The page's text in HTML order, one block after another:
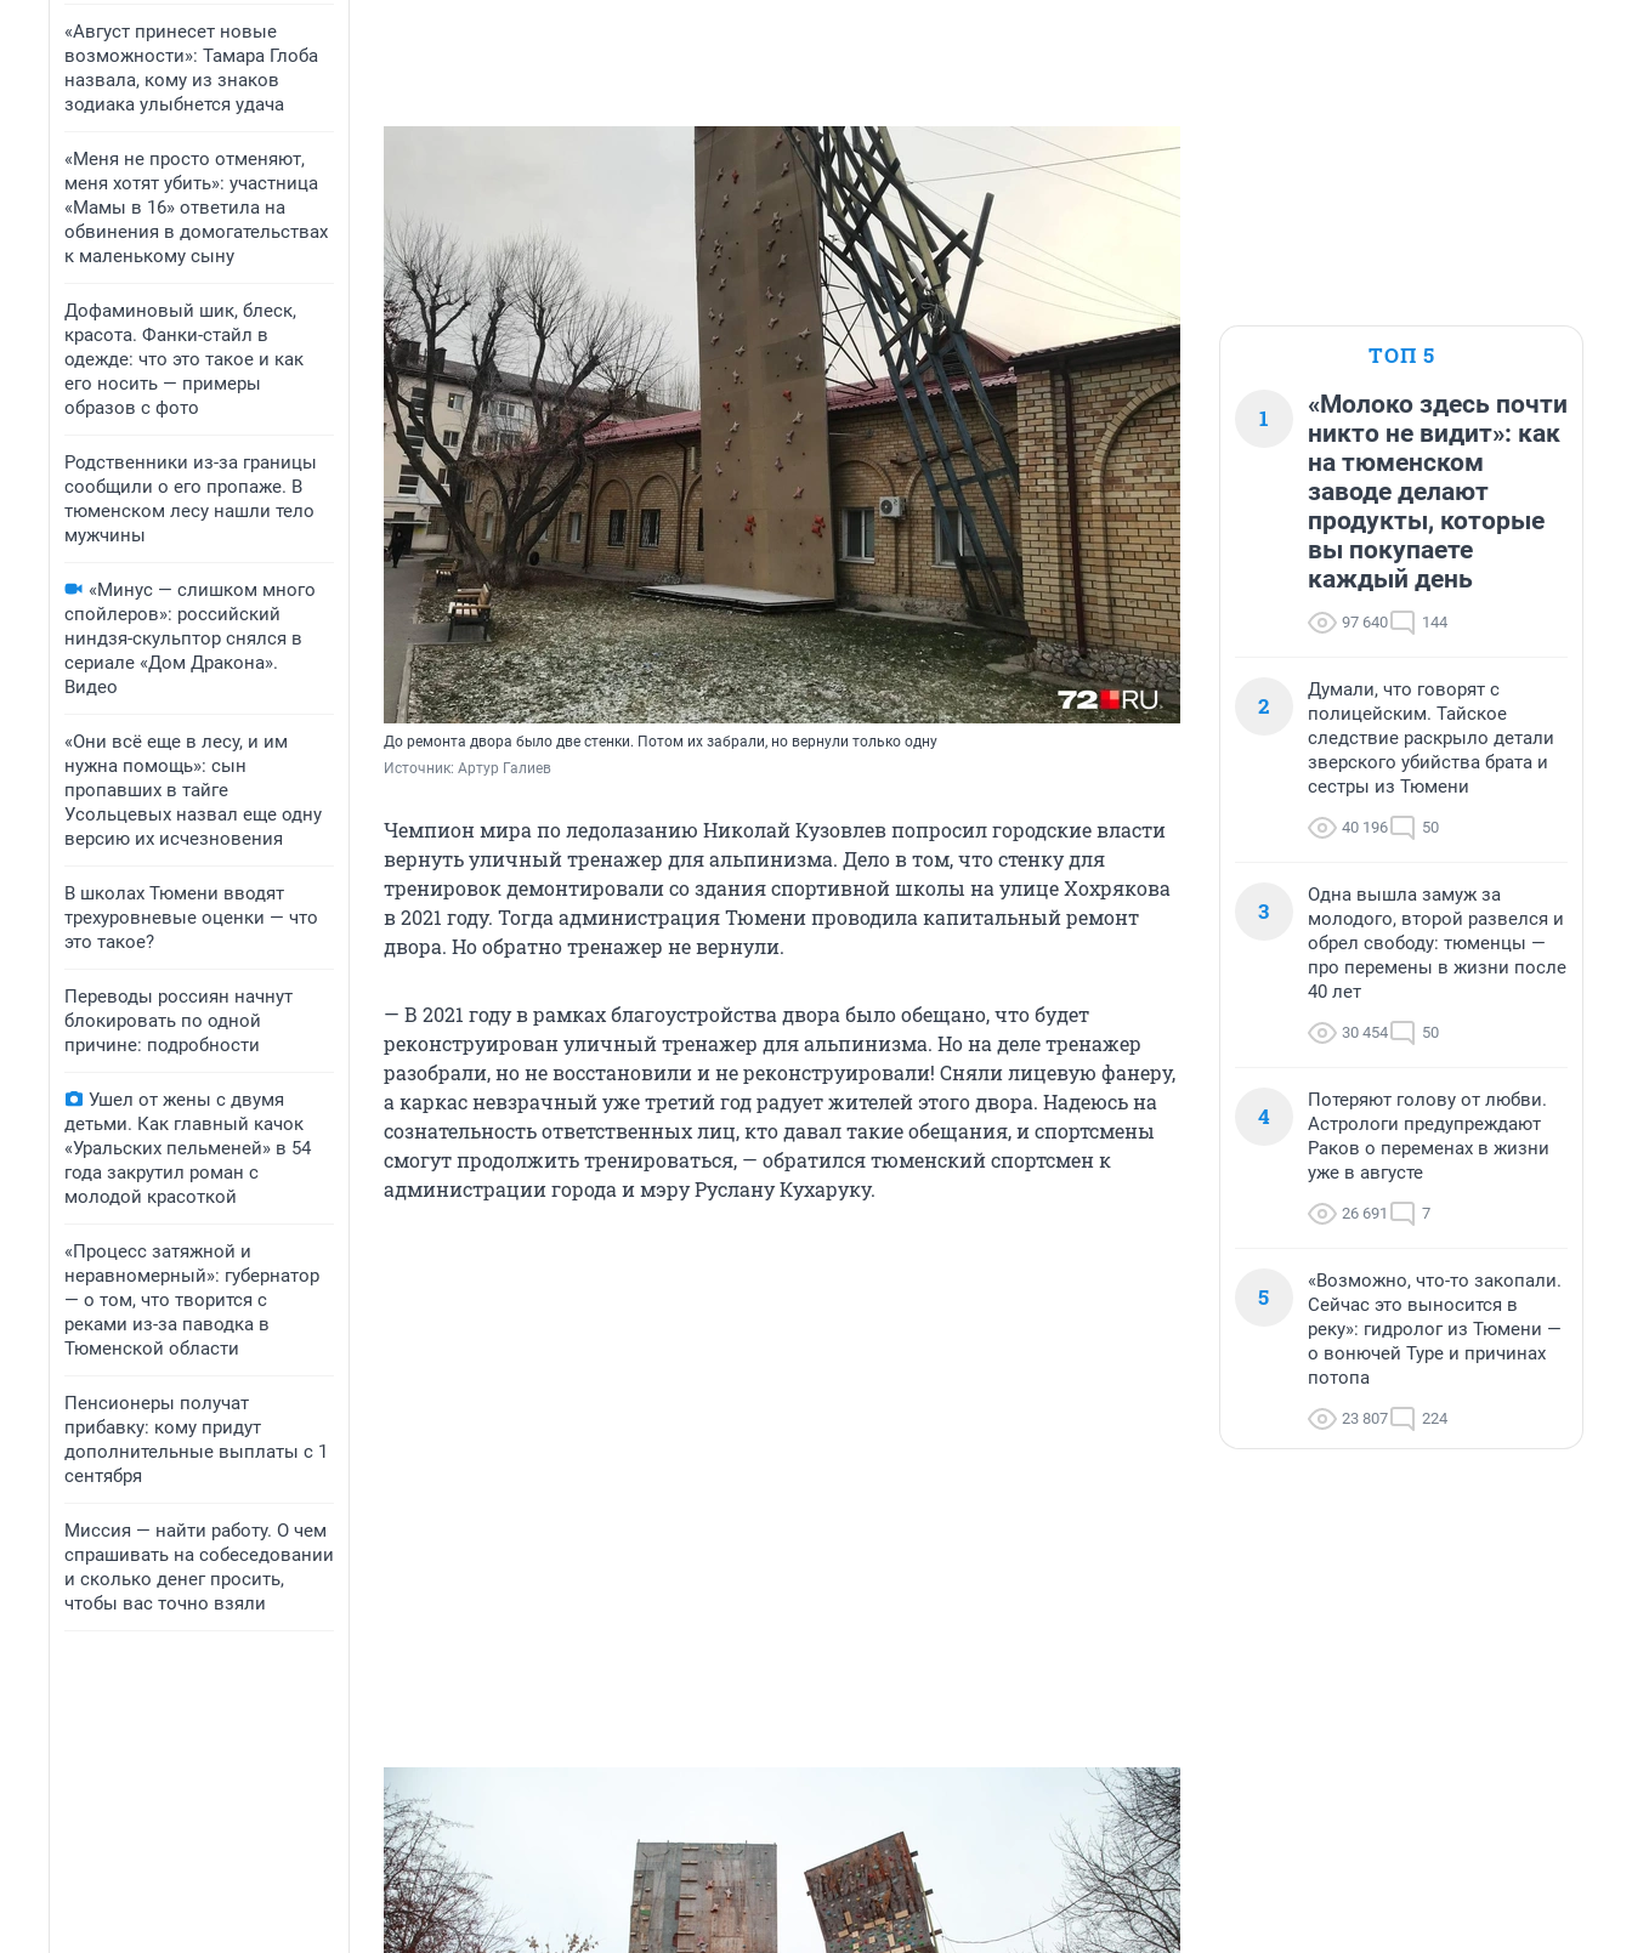
«Август принесет новые
возможности»: Тамара Глоба
назвала, кому из знаков
зодиака улыбнется удача
«Меня не просто отменяют,
меня хотят убить»: участница
«Мамы в 16» ответила на
обвинения в домогательствах
к маленькому сыну
Дофаминовый шик, блеск,
красота. Фанки-стайл в
одежде: что это такое и как
его носить — примеры
образов с фото
Родственники из-за границы
сообщили о его пропаже. В
тюменском лесу нашли тело
мужчины
«Минус — слишком много
спойлеров»: российский
ниндзя-скульптор снялся в
сериале «Дом Дракона».
Видео
«Они всё еще в лесу, и им
нужна помощь»: сын
пропавших в тайге
Усольцевых назвал еще одну
версию их исчезновения
В школах Тюмени вводят
трехуровневые оценки — что
это такое?
Переводы россиян начнут
блокировать по одной
причине: подробности
Ушел от жены с двумя
детьми. Как главный качок
«Уральских пельменей» в 54
года закрутил роман с
молодой красоткой
«Процесс затяжной и
неравномерный»: губернатор
— о том, что творится с
реками из-за паводка в
Тюменской области
Пенсионеры получат
прибавку: кому придут
дополнительные выплаты с 1
сентября
Миссия — найти работу. О чем
спрашивать на собеседовании
и сколько денег просить,
чтобы вас точно взяли
До ремонта двора было две стенки. Потом их забрали, но вернули только одну
Источник: Артур Галиев
Чемпион мира по ледолазанию Николай Кузовлев попросил городские власти
вернуть уличный тренажер для альпинизма. Дело в том, что стенку для
тренировок демонтировали со здания спортивной школы на улице Хохрякова
в 2021 году. Тогда администрация Тюмени проводила капитальный ремонт
двора. Но обратно тренажер не вернули.
— В 2021 году в рамках благоустройства двора было обещано, что будет
реконструирован уличный тренажер для альпинизма. Но на деле тренажер
разобрали, но не восстановили и не реконструировали! Сняли лицевую фанеру,
а каркас невзрачный уже третий год радует жителей этого двора. Надеюсь на
сознательность ответственных лиц, кто давал такие обещания, и спортсмены
смогут продолжить тренироваться, — обратился тюменский спортсмен к
администрации города и мэру Руслану Кухаруку.
ТОП 5
1
«Молоко здесь почти
никто не видит»: как
на тюменском
заводе делают
продукты, которые
вы покупаете
каждый день
97 640 144
2
Думали, что говорят с
полицейским. Тайское
следствие раскрыло детали
зверского убийства брата и
сестры из Тюмени
40 196 50
3
Одна вышла замуж за
молодого, второй развелся и
обрел свободу: тюменцы —
про перемены в жизни после
40 лет
30 454 50
4
Потеряют голову от любви.
Астрологи предупреждают
Раков о переменах в жизни
уже в августе
26 691 7
5
«Возможно, что-то закопали.
Сейчас это выносится в
реку»: гидролог из Тюмени —
о вонючей Туре и причинах
потопа
23 807 224